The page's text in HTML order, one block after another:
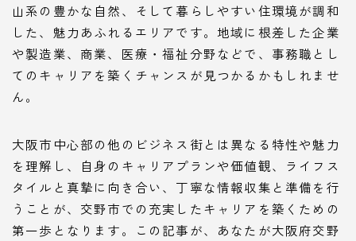
山系の豊かな自然、そして暮らしやすい住環境が調和
した、魅力あふれるエリアです。地域に根差した企業
や製造業、商業、医療・福祉分野などで、事務職とし
てのキャリアを築くチャンスが見つかるかもしれませ
ん。
大阪市中心部の他のビジネス街とは異なる特性や魅力
を理解し、自身のキャリアプランや価値観、ライフス
タイルと真摯に向き合い、丁寧な情報収集と準備を行
うことが、交野市での充実したキャリアを築くための
第一歩となります。この記事が、あなたが大阪府交野